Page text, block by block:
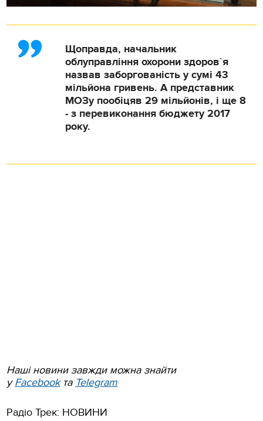
Щоправда, начальник
облуправління охорони здоров`я
назвав заборгованість у сумі 43
мільйона гривень. А представник
МОЗу пообіцяв 29 мільйонів, і ще 8
- з перевиконання бюджету 2017
року.
Наші новини завжди можна знайти
уFacebookта Telegram
Радіо Трек: НОВИНИ